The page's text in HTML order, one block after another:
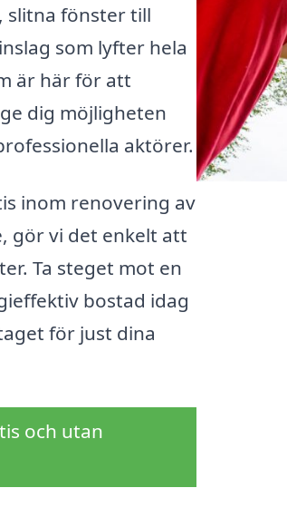
slitna fönster till
som lyfter hela
är här för att
dig möjligheten
aktörer.
inom renovering av
gör vi det enkelt att
Ta steget mot en
bostad idag
för just dina
och utan